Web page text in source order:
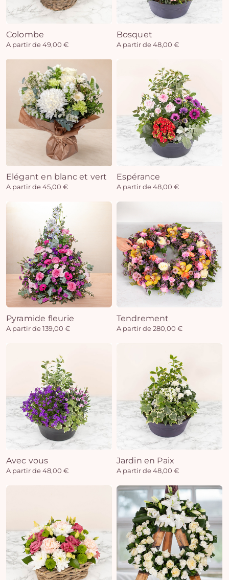
Colombe
A partir de 49,00 €
Bosquet
A partir de 48,00 €
Elégant en blanc et vert
A partir de 45,00 €
Espérance
A partir de 48,00 €
Pyramide fleurie
A partir de 139,00 €
Tendrement
A partir de 280,00 €
Avec vous
A partir de 48,00 €
Jardin en Paix
A partir de 48,00 €